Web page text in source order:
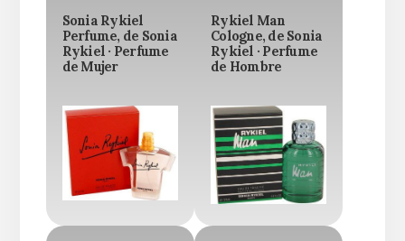
Sonia Rykiel
Perfume, de Sonia
Rykiel · Perfume
de Mujer
Rykiel Man
Cologne, de Sonia
Rykiel · Perfume
de Hombre